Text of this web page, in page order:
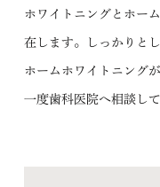
ホワイトニングとホー
在します。しっかりと
ホームホワイトニング
一度歯科医院へ相談し